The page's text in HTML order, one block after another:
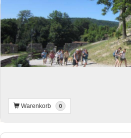
Warenkorb 0